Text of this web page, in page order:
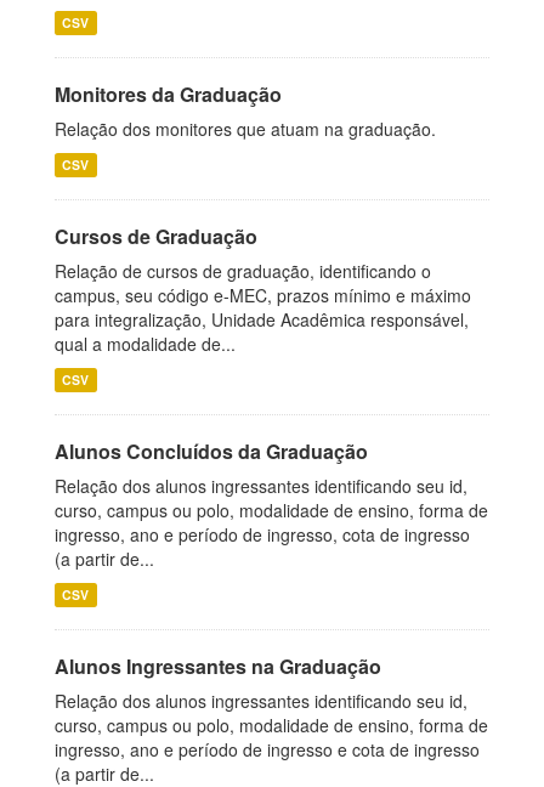
CSV
Monitores da Graduação
Relação dos monitores que atuam na graduação.
CSV
Cursos de Graduação
Relação de cursos de graduação, identificando o
campus, seu código e-MEC, prazos mínimo e máximo
para integralização, Unidade Acadêmica responsável,
qual a modalidade de...
CSV
Alunos Concluídos da Graduação
Relação dos alunos ingressantes identificando seu id,
curso, campus ou polo, modalidade de ensino, forma de
ingresso, ano e período de ingresso, cota de ingresso
(a partir de...
CSV
Alunos Ingressantes na Graduação
Relação dos alunos ingressantes identificando seu id,
curso, campus ou polo, modalidade de ensino, forma de
ingresso, ano e período de ingresso e cota de ingresso
(a partir de...